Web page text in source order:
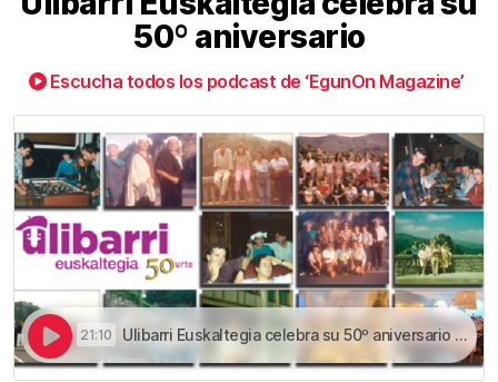
50º aniversario
Escucha todos los podcast de ‘EgunOn Magazine’
21:10 Ulibarri Euskaltegia celebra su 50º aniversario | Ulibarri Euskaltegia celebra su 50º aniversario